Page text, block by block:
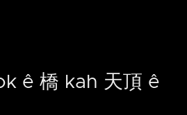
ê 橋 kah 天頂 ê